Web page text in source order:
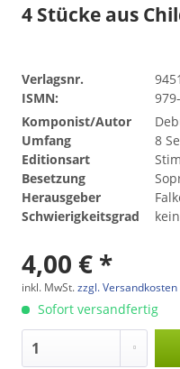
4 Stücke aus
Verlagsnr.
9451
ISMN:
Komponist/Autor
Umfang
8
Editionsart
Besetzung
Herausgeber
Schwierigkeitsgrad
4,00 € *
inkl. MwSt.zzgl. Versandkosten
Sofort versandfertig